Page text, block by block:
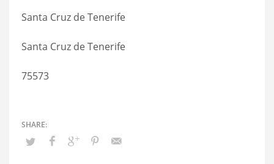
Santa Cruz de Tenerife
Santa Cruz de Tenerife
75573